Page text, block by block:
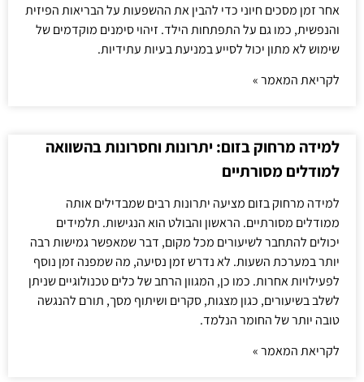
אחר זמן מסכים חיוני כדי להבין את ההשפעות על הבריאות הפיזית
והנפשית, כמו גם על התפתחות הילד. זיהוי סימנים מוקדמים של
שימוש לא מתון יכול לסייע במניעת בעיות עתידיות.
לקריאת המאמר »
למידה מרחוק בזום: יתרונות וחסרונות בהשוואה
למודלים מסורתיים
למידה מרחוק בזום מציעה יתרונות רבים שמבדילים אותה
ממודלים מסורתיים. הראשון והבולט הוא הנגישות. תלמידים
יכולים להתחבר לשיעורים מכל מקום, דבר שמאפשר גמישות רבה
יותר במערכת השעות. לא נדרש זמן נסיעה, מה שמפנה זמן נוסף
לפעילויות אחרות. כמו כן, המגוון הרחב של כלים טכנולוגיים שניתן
לשלב בשיעורים, כגון מצגות, סקרים ושיתוף מסך, תורם להנגשה
טובה יותר של החומר הנלמד.
לקריאת המאמר »